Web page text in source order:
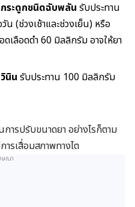
กระดูกชนิดฉับพลัน รับประทาน
(ช่วงเช้าและช่วงเย็น) หรือ
ดเลือดดำ 60 มิลลิกรัม อาจให้ยา
นิน รับประทาน 100 มิลลิกรัม
การปรับขนาดยา อย่างไรก็ตาม
ารเสื่อมสภาพทางไต
ษณา